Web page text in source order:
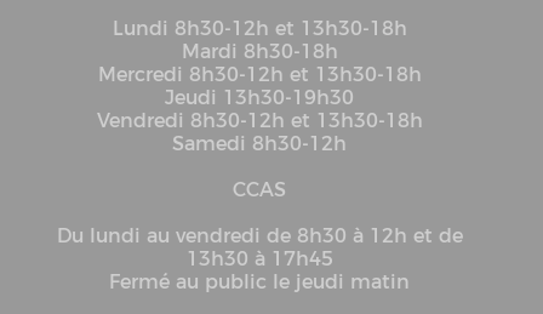
Lundi 8h30-12h et 13h30-18h
Mardi 8h30-18h
Mercredi 8h30-12h et 13h30-18h
Jeudi 13h30-19h30
Vendredi 8h30-12h et 13h30-18h
Samedi 8h30-12h
CCAS
Du lundi au vendredi de 8h30 à 12h et de
13h30 à 17h45
Fermé au public le jeudi matin